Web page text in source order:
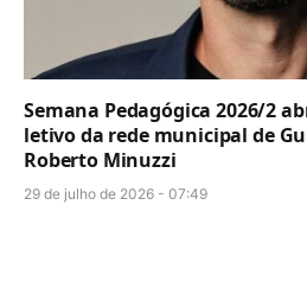
Semana Pedagógica 2026/2
letivo da rede municipal de
Roberto Minuzzi
29 de julho de 2026 - 07:49